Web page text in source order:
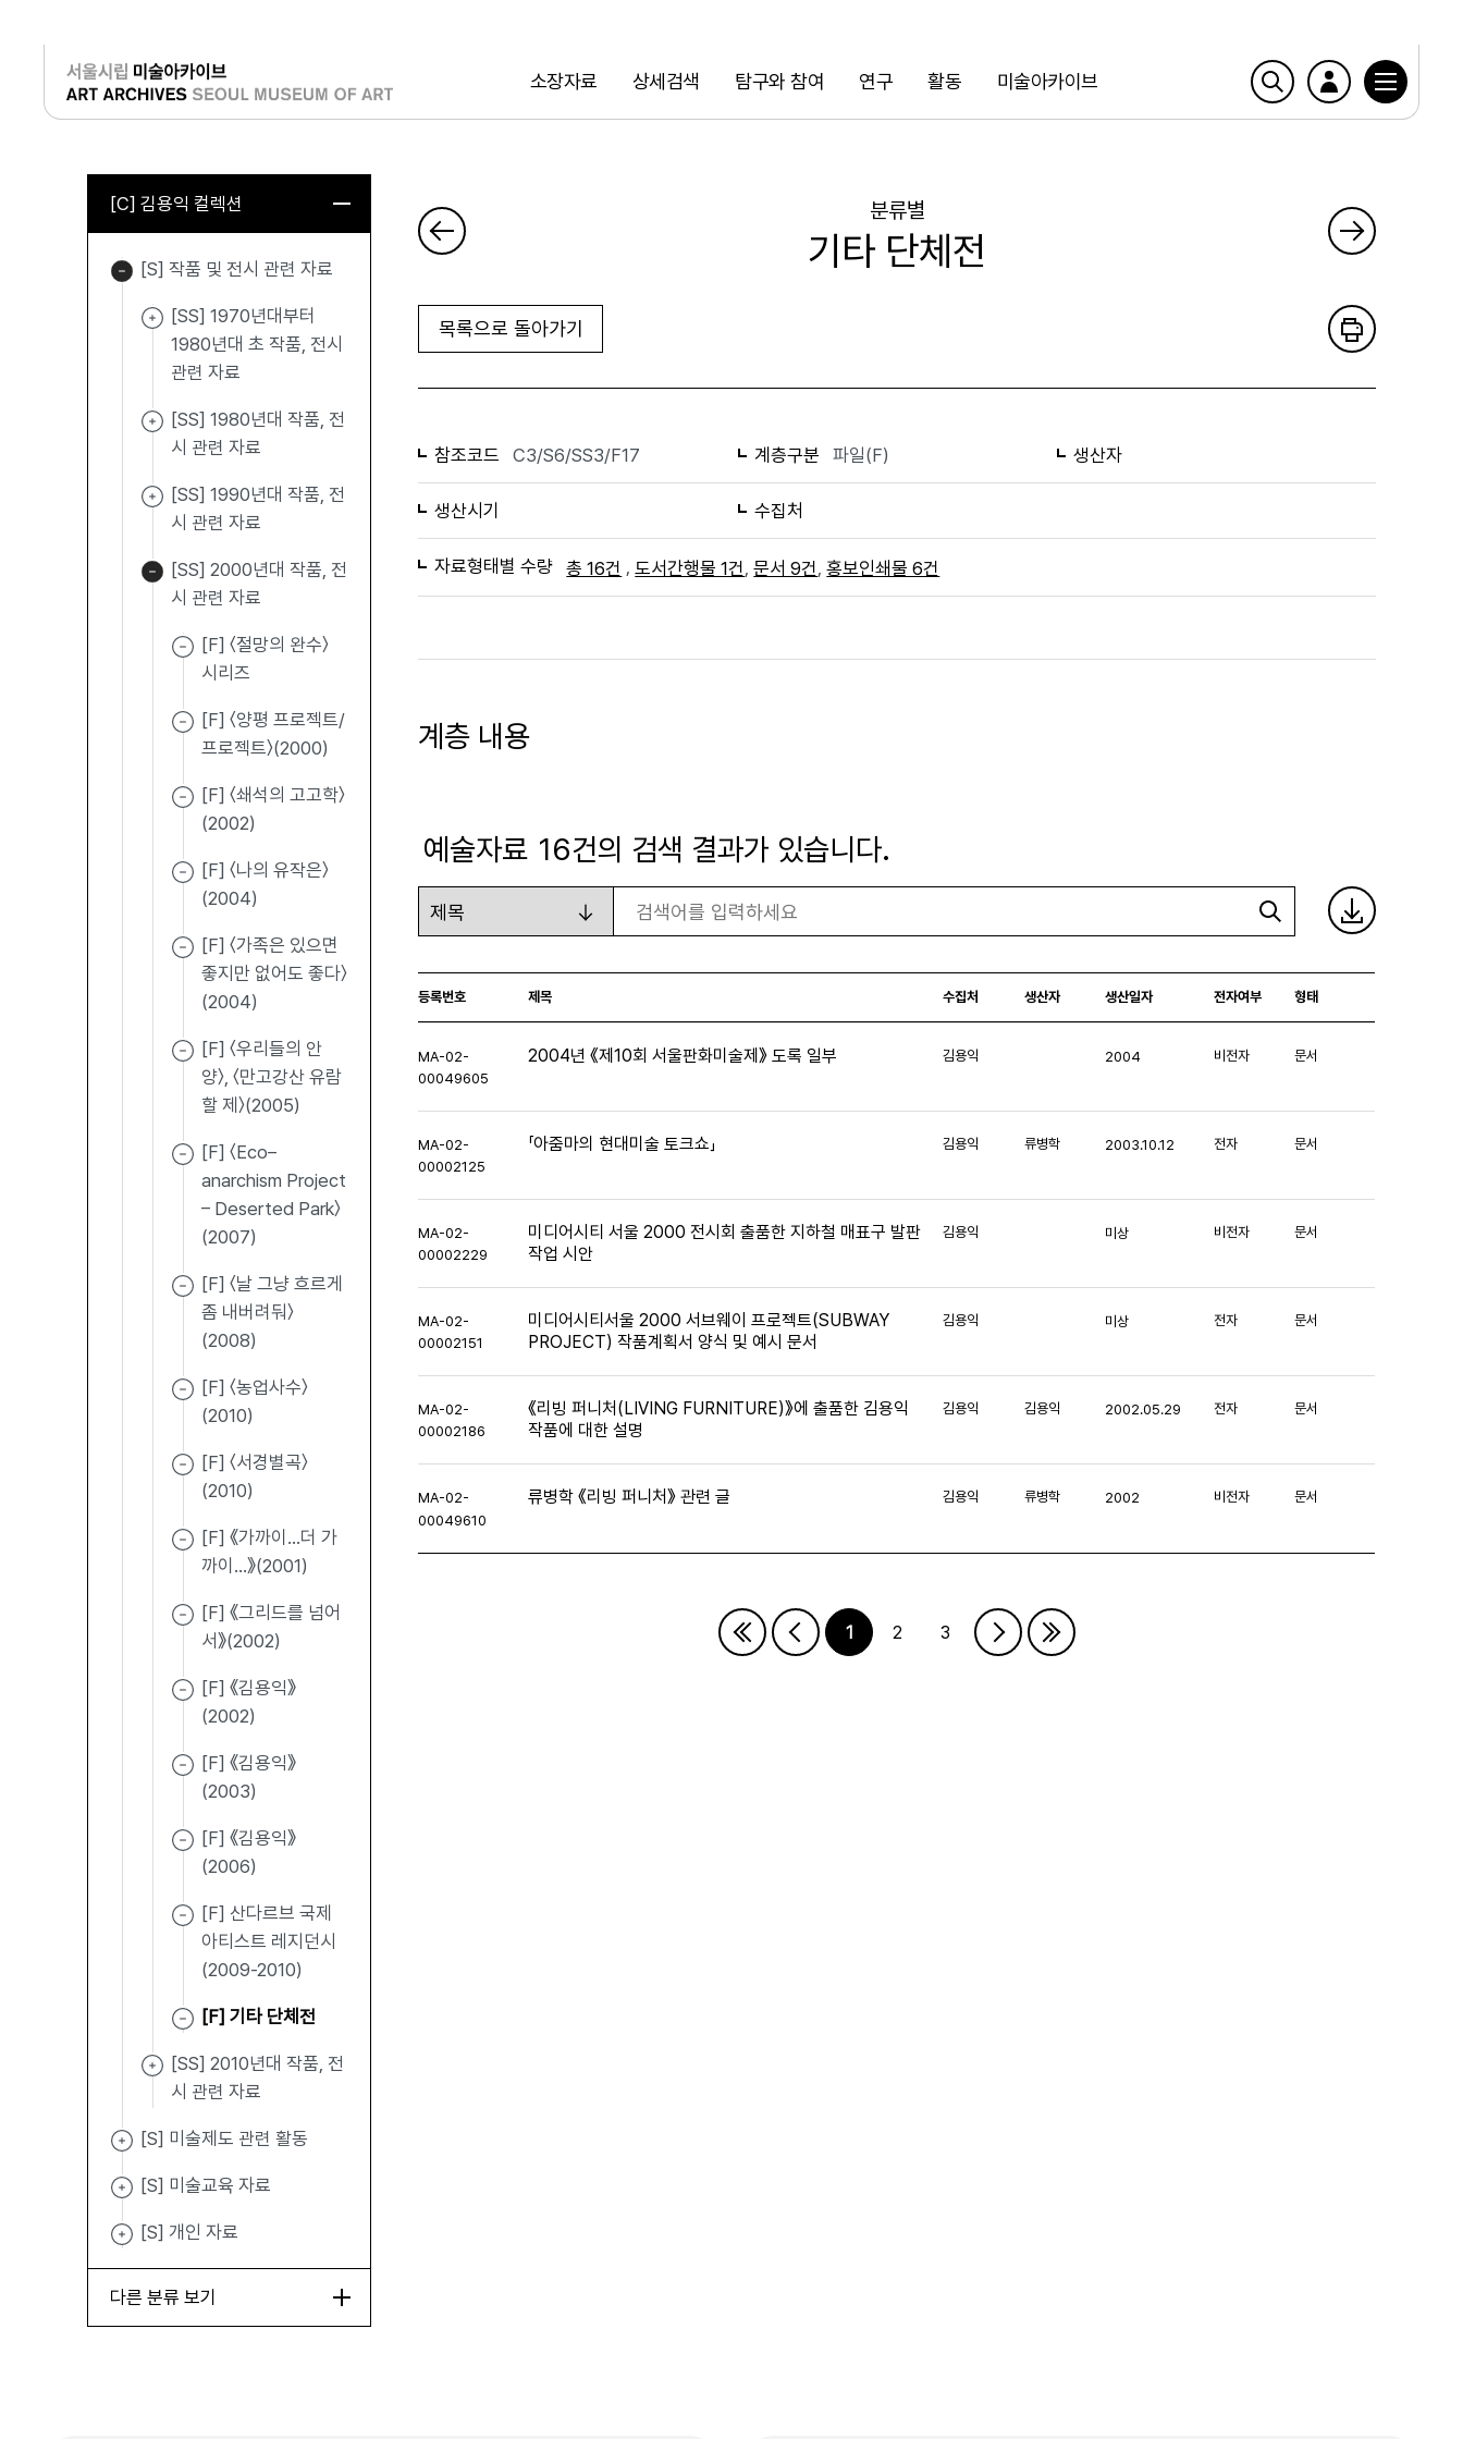
소장자료 상세검색 탐구와 참여 연구 활동 미술아카이브
검색
로그인
[C] 김용익 컬렉션
[S] 작품 및 전시 관련 자료
[SS] 1970년대부터
1980년대 초 작품, 전시
관련 자료
[SS] 1980년대 작품, 전
시 관련 자료
[SS] 1990년대 작품, 전
시 관련 자료
[SS] 2000년대 작품, 전
시 관련 자료
[F] 〈절망의 완수〉
시리즈
[F] 〈양평 프로젝트/
프로젝트〉(2000)
[F] 〈쇄석의 고고학〉
(2002)
[F] 〈나의 유작은〉
(2004)
[F] 〈가족은 있으면
좋지만 없어도 좋다〉
(2004)
[F] 〈우리들의 안
양〉, 〈만고강산 유람
할 제〉(2005)
[F] 〈Eco–
anarchism Project
– Deserted Park〉
(2007)
[F] 〈날 그냥 흐르게
좀 내버려둬〉
(2008)
[F] 〈농업사수〉
(2010)
[F] 〈서경별곡〉
(2010)
[F] 《가까이...더 가
까이...》(2001)
[F] 《그리드를 넘어
서》(2002)
[F] 《김용익》
(2002)
[F] 《김용익》
(2003)
[F] 《김용익》
(2006)
[F] 산다르브 국제
아티스트 레지던시
(2009-2010)
[F] 기타 단체전
[SS] 2010년대 작품, 전
시 관련 자료
[S] 미술제도 관련 활동
[S] 미술교육 자료
[S] 개인 자료
다른 분류 보기
분류별
기타 단체전
목록으로 돌아가기
참조코드 C3/S6/SS3/F17 계층구분 파일(F) 생산자
생산시기 수집처
자료형태별 수량 총 16건 , 도서간행물 1건 ,문서 9건 ,홍보인쇄물 6건
계층 내용
예술자료 16건의 검색 결과가 있습니다.
검색
등록번호 제목 수집처 생산자 생산일자 전자여부 형태
MA-02-
00049605
2004년 《제10회 서울판화미술제》 도록 일부 김용익 2004 비전자 문서
MA-02-
00002125
「아줌마의 현대미술 토크쇼」 김용익 류병학 2003.10.12 전자 문서
MA-02-
00002229
미디어시티 서울 2000 전시회 출품한 지하철 매표구 발판
작업 시안
김용익 미상 비전자 문서
MA-02-
00002151
미디어시티서울 2000 서브웨이 프로젝트(SUBWAY
PROJECT) 작품계획서 양식 및 예시 문서
김용익 미상 전자 문서
MA-02-
00002186
《리빙 퍼니처(LIVING FURNITURE)》에 출품한 김용익
작품에 대한 설명
김용익 김용익 2002.05.29 전자 문서
MA-02-
00049610
류병학 《리빙 퍼니처》 관련 글 김용익 류병학 2002 비전자 문서
처음페이지이전페이지 1 2 3